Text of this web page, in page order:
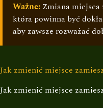
Ważne: Zmiana
która powinna być
aby zawsze rozważać
Jak zmienić miejsce
Jak zmienić miejsce